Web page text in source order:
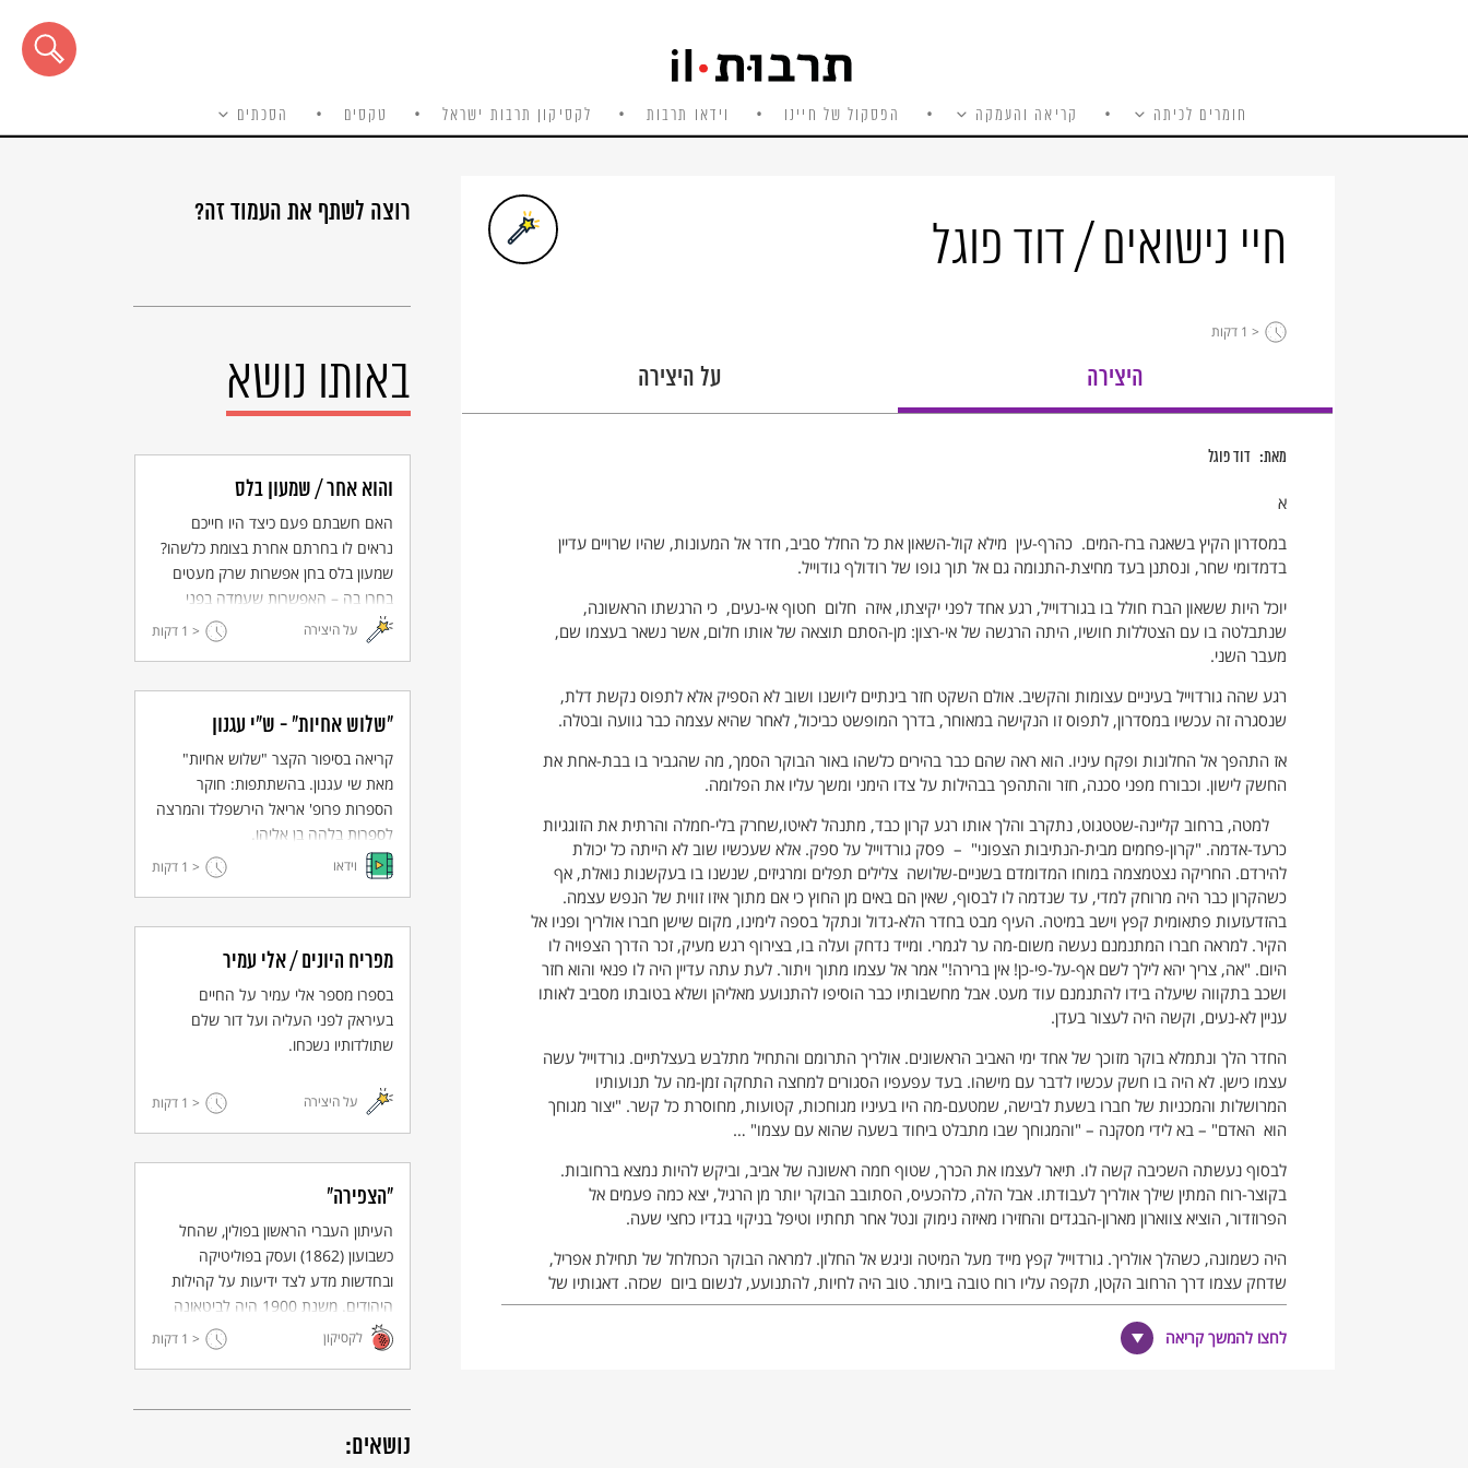
חומרים לכיתה קריאה והעמקה הפסקול של חיינו וידאו תרבות לקסיקון תרבות ישראל טקסים הסכתים
חיי נישואים / דוד פוגל
< 1 דקות
היצירה על היצירה
מאת: דוד פוגל
א
במסדרון הקיץ בשאגה ברז-המים. כהרף-עין מילא קול-השאון את כל החלל סביב, חדר אל המעונות, שהיו שרויים עדיין
בדמדומי שחר, ונסתנן בעד מחיצת-התנומה גם אל תוך גופו של רודולף גודוייל.
יוכל היות ששאון הברז חולל בו בגורדוייל, רגע אחד לפני יקיצתו, איזה חלום חטוף אי-נעים, כי הרגשתו הראשונה,
שנתבלטה בו עם הצטללות חושיו, היתה הרגשה של אי-רצון: מן-הסתם תוצאה של אותו חלום, אשר נשאר בעצמו שם,
מעבר השני.
רגע שהה גורדוייל בעיניים עצומות והקשיב. אולם השקט חזר בינתיים ליושנו ושוב לא הספיק אלא לתפוס נקשת דלת,
שנסגרה זה עכשיו במסדרון, לתפוס זו הנקישה במאוחר, בדרך המופשט כביכול, לאחר שהיא עצמה כבר גוועה ובטלה.
אז התהפך אל החלונות ופקח עיניו. הוא ראה שהם כבר בהירים כלשהו באור הבוקר הסמך, מה שהגביר בו בבת-אחת את
החשק לישון. וכבורח מפני סכנה, חזר והתהפך בבהילות על צדו הימני ומשך עליו את הפלומה.
למטה, ברחוב קליינה-שטטגוט, נתקרב והלך אותו רגע קרון כבד, מתנהל לאיטו,שחרק בלי-חמלה והרתית את הזוגגיות
כרעד-אדמה. "קרון-פחמים מבית-הנתיבות הצפוני" – פסק גורדוייל על ספק. אלא שעכשיו שוב לא הייתה כל יכולת
להירדם. החריקה נצטמצמה במוחו המדומדם בשניים-שלושה צלילים תפלים ומרגיזים, שנשנו בו בעקשנות נואלת, אף
כשהקרון כבר היה מרוחק למדי, עד שנדמה לו לבסוף, שאין הם באים מן החוץ כי אם מתוך איזו זווית של הנפש עצמה.
בהזדעזעות פתאומית קפץ וישב במיטה. העיף מבט בחדר הלא-גדול ונתקל בספה לימינו, מקום שישן חברו אולריך ופניו אל
הקיר. למראה חברו המתנמנם נעשה משום-מה ער לגמרי. ומייד נדחק ועלה בו, בצירוף רגש מעיק, זכר הדרך הצפויה לו
היום. "אה, צריך יהא לילך לשם אף-על-פי-כן! אין ברירה!" אמר אל עצמו מתוך ויתור. לעת עתה עדיין היה לו פנאי והוא חזר
ושכב בתקווה שיעלה בידו להתנמנם עוד מעט. אבל מחשבותיו כבר הוסיפו להתנועע מאליהן ושלא בטובתו מסביב לאותו
עניין לא-נעים, וקשה היה לעצור בעדן.
החדר הלך ונתמלא בוקר מזוכך של אחד ימי האביב הראשונים. אולריך התרומם והתחיל מתלבש בעצלתיים. גורדוייל עשה
עצמו כישן. לא היה בו חשק עכשיו לדבר עם מישהו. בעד עפעפיו הסגורים למחצה התחקה זמן-מה על תנועותיו
המרושלות והמכניות של חברו בשעת לבישה, שמטעם-מה היו בעיניו מגוחכות, קטועות, מחוסרת כל קשר. "יצור מגוחך
הוא האדם" – בא לידי מסקנה – "והמגוחך שבו מתבלט ביחוד בשעה שהוא עם עצמו" …
לבסוף נעשתה השכיבה קשה לו. תיאר לעצמו את הכרך, שטוף חמה ראשונה של אביב, וביקש להיות נמצא ברחובות.
בקוצר-רוח המתין שילך אולריך לעבודתו. אבל הלה, כלהכעיס, הסתובב הבוקר יותר מן הרגיל, יצא כמה פעמים אל
הפרוזדור, הוציא צווארון מארון-הבגדים והחזירו מאיזה נימוק ונטל אחר תחתיו וטיפל בניקוי בגדיו כחצי שעה.
היה כשמונה, כשהלך אולריך. גורדוייל קפץ מייד מעל המיטה וניגש אל החלון. למראה הבוקר הכחלחל של תחילת אפריל,
שדחק עצמו דרך הרחוב הקטן, תקפה עליו רוח טובה ביותר. טוב היה לחיות, להתנועע, לנשום ביום שכזה. דאגותיו של
גורדוייל ניטל עוקצן כרגע; הכל נדמה יותר קל. הוא חזר אל המיטה, שבגדיו היו סדורים לו על כיסא בקירבתה, והתחיל
מתלבש במהירות.
לחצו להמשך קריאה
רוצה לשתף את העמוד זה?
באותו נושא
והוא אחר / שמעון בלס
האם חשבתם פעם כיצד היו חייכם
נראים לו בחרתם אחרת בצומת כלשהו?
שמעון בלס בחן אפשרות שרק מעטים
בחרו בה – האפשרות שעמדה בפני
היהודים בעיראק לפני 1948 לא לעלות
לישראל. האם יישארו יהודים? האם
אמתי. זו היא יצירה שמעטות כמוה
בספרות העברית, וייחודיותה מעוררת
בקוראיה שאלות רבות.
על היצירה < 1 דקות
"שלוש אחיות" - ש"י עגנון
קריאה בסיפור הקצר "שלוש אחיות"
מאת שי עגנון. בהשתתפות: חוקר
הספרות פרופ' אריאל הירשפלד והמרצה
לספרות בלהה בן אליהו.
וידאו < 1 דקות
מפריח היונים / אלי עמיר
בספרו מספר אלי עמיר על החיים
בעיראק לפני העליה ועל דור שלם
שתולדותיו נשכחו.
על היצירה < 1 דקות
"הצפירה"
העיתון העברי הראשון בפולין, שהחל
כשבועון (1862) ועסק בפוליטיקה
ובחדשות מדע לצד ידיעות על קהילות
היהודים. משנת 1900 היה לביטאונה
של ההתעוררות הציונית, פירסם מפרי
עטם של סופרי התחייה ומשורריה, וזכה
לקסיקון < 1 דקות
נושאים: